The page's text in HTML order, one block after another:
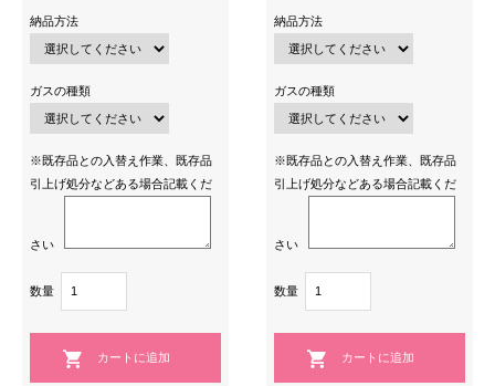
納品方法
ガスの種類
※既存品との入替え作業、既存品
引上げ処分などある場合記載くだ
さい
数量
納品方法
ガスの種類
※既存品との入替え作業、既存品
引上げ処分などある場合記載くだ
さい
数量